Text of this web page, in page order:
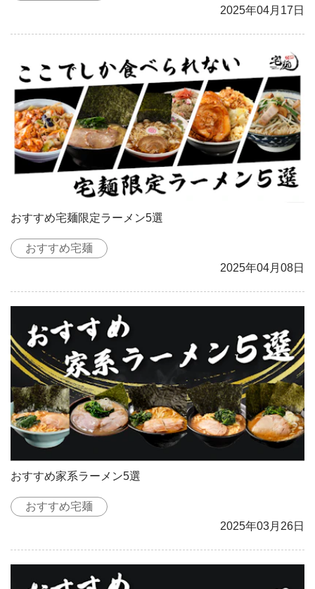
2025年04月17日
おすすめ宅麺限定ラーメン5選
おすすめ宅麺
2025年04月08日
おすすめ家系ラーメン5選
おすすめ宅麺
2025年03月26日